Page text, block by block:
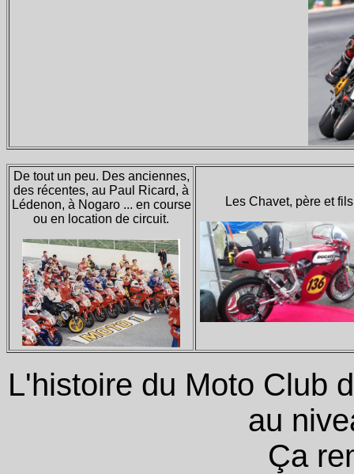
De tout un peu. Des anciennes,
des récentes, au Paul Ricard, à
Lédenon, à Nogaro ... en course
ou en location de circuit.
Les Chavet, père et fils
L'histoire du Moto Club
au
Ça